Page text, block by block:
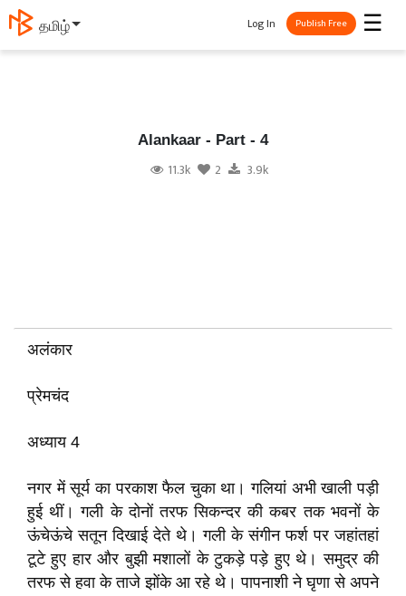
தமிழ் ☰
Log In Publish Free
Alankaar - Part - 4
11.3k 2 3.9k
अलंकार
प्रेमचंद
अध्याय 4
नगर में सूर्य का परकाश फैल चुका था। गलियां अभी खाली पड़ी
हुई थीं। गली के दोनों तरफ सिकन्दर की कबर तक भवनों के
ऊंचेऊंचे सतून दिखाई देते थे। गली के संगीन फर्श पर जहांतहां
टूटे हुए हार और बुझी मशालों के टुकड़े पड़े हुए थे। समुद्र की
तरफ से हवा के ताजे झोंके आ रहे थे। पापनाशी ने घृणा से अपने